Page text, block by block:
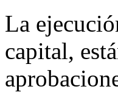
La
capital,